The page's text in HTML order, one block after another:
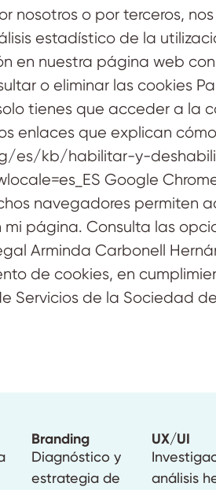
nosotros o por terceros,
estadístico de la
en nuestra página web
o eliminar las cookies
tienes que acceder a la
enlaces que explican
es/kb/habilitar-y-
Google
navegadores permiten
página. Consulta las
Arminda Carbonell
de cookies, en
Servicios de la Sociedad
Branding
Diagnóstico y
estrategia de
UX/UI
análisis